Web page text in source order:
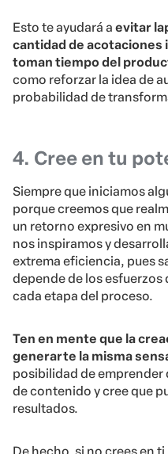
Esto te ayudará a evitar
cantidad de
toman tiempo del
como reforzar la idea de
probabilidad de
4. Cree en tu
Siempre que iniciamos
porque creemos que
un retorno expresivo en
nos inspiramos y
extrema eficiencia, pues
depende de los
cada etapa del proceso.
Ten en mente que la
generarte la misma
posibilidad de
de contenido y cree que
resultados.